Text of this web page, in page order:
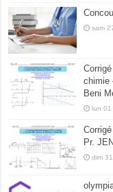
sam
chimie
Beni
lun 01
Pr.
dim